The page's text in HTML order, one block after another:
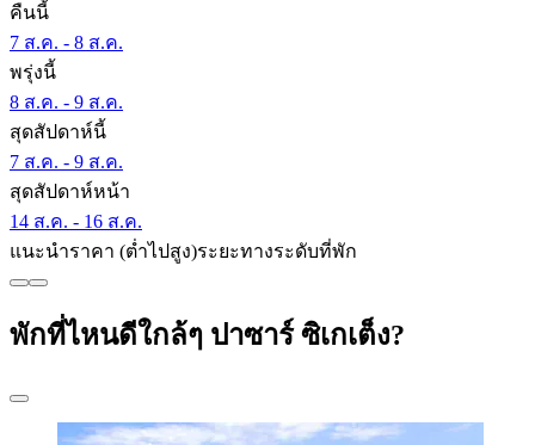
คืนนี้
7 ส.ค. - 8 ส.ค.
พรุ่งนี้
8 ส.ค. - 9 ส.ค.
สุดสัปดาห์นี้
7 ส.ค. - 9 ส.ค.
สุดสัปดาห์หน้า
14 ส.ค. - 16 ส.ค.
แนะนำราคา (ต่ำไปสูง)ระยะทางระดับที่พัก
พักที่ไหนดีใกล้ๆ ปาซาร์ ซิเกเต็ง?